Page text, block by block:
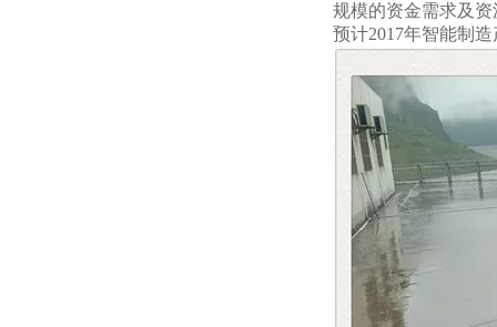
规模的资金需求及
预计2017年智能制